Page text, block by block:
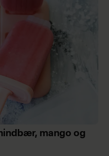
mango og